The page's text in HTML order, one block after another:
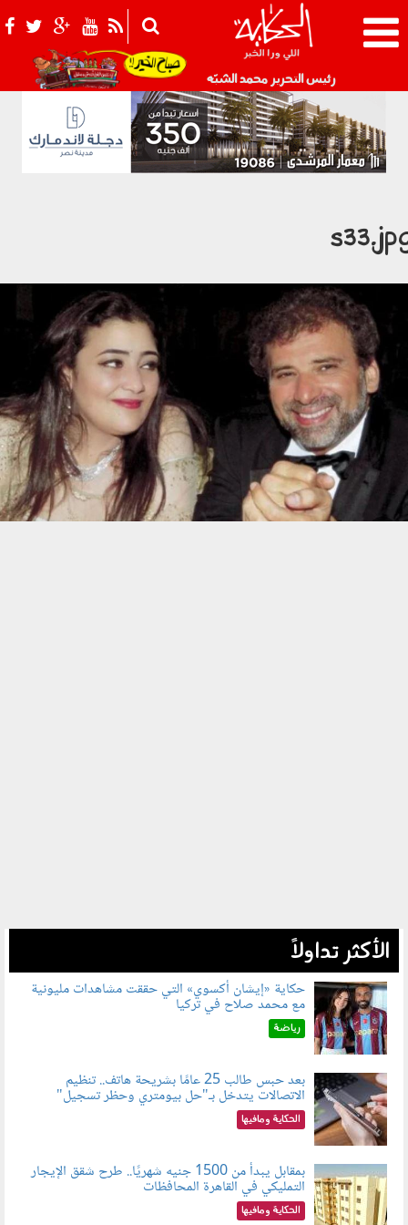
رئيس التحرير محمد الشبّه 021_2.png
الأكثر تداولاً
080802.jpg
حكاية «إيشان أكسوي» التي حققت مشاهدات مليونية
مع محمد صلاح في تركيا
رياضة
080803.jpg
بعد حبس طالب 25 عامًا بشريحة هاتف.. تنظيم
الاتصالات يتدخل بـ"حل بيومتري وحظر تسجيل"
الحكاية ومافيها
080801.jpg
بمقابل يبدأ من 1500 جنيه شهريًا.. طرح شقق الإيجار
التمليكي في القاهرة المحافظات
الحكاية ومافيها